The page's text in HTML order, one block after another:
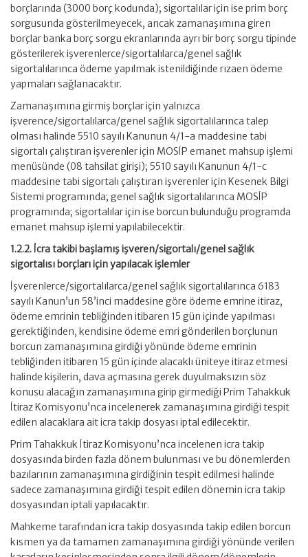
borçlarında (3000 borç kodunda); sigortalılar için ise prim borç
sorgusunda gösterilmeyecek, ancak zamanaşımına giren
borçlar banka borç sorgu ekranlarında ayrı bir borç sorgu tipinde
gösterilerek işverenlerce/sigortalılarca/genel sağlık
sigortalılarınca ödeme yapılmak istenildiğinde rızaen ödeme
yapmaları sağlanacaktır.
Zamanaşımına girmiş borçlar için yalnızca
işverence/sigortalılarca/genel sağlık sigortalılarınca talep
olması halinde 5510 sayılı Kanunun 4/1-a maddesine tabi
sigortalı çalıştıran işverenler için MOSİP emanet mahsup işlemi
menüsünde (08 tahsilat girişi); 5510 sayılı Kanunun 4/1-c
maddesine tabi sigortalı çalıştıran işverenler için Kesenek Bilgi
Sistemi programında; genel sağlık sigortalılarınca MOSİP
programında; sigortalılar için ise borcun bulunduğu programda
emanet mahsup işlemi yapılabilecektir.
1.2.2. İcra takibi başlamış işveren/sigortalı/genel sağlık
sigortalısı borçları için yapılacak işlemler
İşverenlerce/sigortalılarca/genel sağlık sigortalılarınca 6183
sayılı Kanun’un 58’inci maddesine göre ödeme emrine itiraz,
ödeme emrinin tebliğinden itibaren 15 gün içinde yapılması
gerektiğinden, kendisine ödeme emri gönderilen borçlunun
borcun zamanaşımına girdiği yönünde ödeme emrinin
tebliğinden itibaren 15 gün içinde alacaklı üniteye itiraz etmesi
halinde kişilerin, dava açmasına gerek duyulmaksızın söz
konusu alacağın zamanaşımına girip girmediği Prim Tahakkuk
İtiraz Komisyonu’nca incelenerek zamanaşımına girdiği tespit
edilen alacaklara ait icra takip dosyası iptal edilecektir.
Prim Tahakkuk İtiraz Komisyonu’nca incelenen icra takip
dosyasında birden fazla dönem bulunması ve bu dönemlerden
bazılarının zamanaşımına girdiğinin tespit edilmesi halinde
sadece zamanaşımına girdiği tespit edilen dönemin icra takip
dosyasından iptali yapılacaktır.
Mahkeme tarafından icra takip dosyasında takip edilen borcun
kısmen ya da tamamen zamanaşımına girdiği yönünde verilen